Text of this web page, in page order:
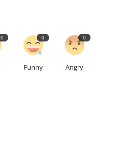
0 0
Funny
0
Angry